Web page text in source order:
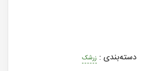
دسته‌بندی : زرشک